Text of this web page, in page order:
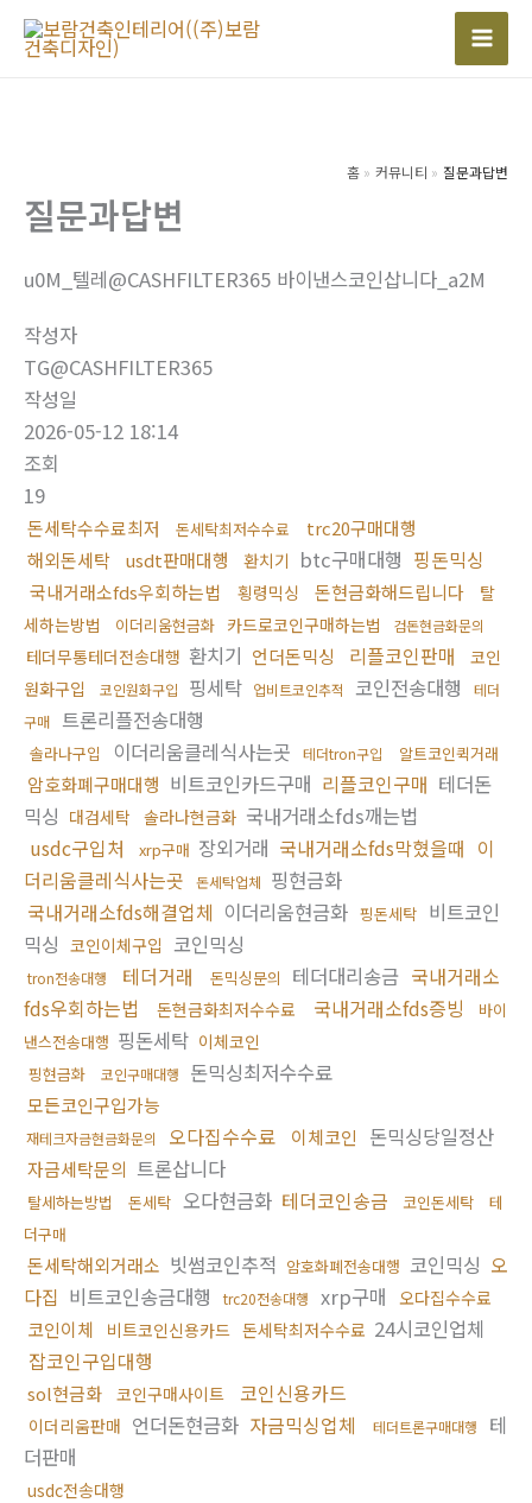
Main
홈 커뮤니티 질문과답변
질문과답변
u0M_텔레@CASHFILTER365 바이낸스코인삽니다_a2M
작성자
TG@CASHFILTER365
작성일
2026-05-12 18:14
조회
19
돈세탁수수료최저 돈세탁최저수수료
trc20구매대행
해외돈세탁
usdt판매대행 환치기 btc구매대행 핑돈믹싱
국내거래소fds우회하는법 횡령믹싱 돈현금화해드립니다
탈
세하는방법
이더리움현금화 카드로코인구매하는법 검돈현금화문의
테더무통테더전송대행 환치기 언더돈믹싱 리플코인판매
코인
원화구입
코인원화구입 핑세탁 업비트코인추적 코인전송대행
테더
구매
트론리플전송대행
솔라나구입 이더리움클레식사는곳 테더tron구입 알트코인퀵거래
암호화폐구매대행 비트코인카드구매 리플코인구매 테더돈
믹싱 대검세탁 솔라나현금화 국내거래소fds깨는법
usdc구입처
xrp구매 장외거래 국내거래소fds막혔을때 이
더리움클레식사는곳
돈세탁업체 핑현금화
국내거래소fds해결업체 이더리움현금화 핑돈세탁 비트코인
믹싱 코인이체구입 코인믹싱
tron전송대행 테더거래 돈믹싱문의 테더대리송금 국내거래소
fds우회하는법
돈현금화최저수수료 국내거래소fds증빙
바이
낸스전송대행 핑돈세탁 이체코인
핑현금화 코인구매대행 돈믹싱최저수수료
모든코인구입가능
재테크자금현금화문의 오다집수수료 이체코인 돈믹싱당일정산
자금세탁문의 트론삽니다
탈세하는방법 돈세탁 오다현금화 테더코인송금 코인돈세탁
테
더구매
돈세탁해외거래소 빗썸코인추적 암호화폐전송대행 코인믹싱 오
다집 비트코인송금대행 trc20전송대행 xrp구매 오다집수수료
코인이체 비트코인신용카드 돈세탁최저수수료 24시코인업체
잡코인구입대행
sol현금화 코인구매사이트 코인신용카드
이더리움판매 언더돈현금화 자금믹싱업체 테더트론구매대행
테
더판매
usdc전송대행